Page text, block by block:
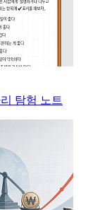
탐험 노트